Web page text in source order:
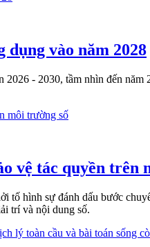
vào năm 2028
- 2030, tầm nhìn đến
vệ tác quyền trên
hình sự đánh dấu bước
trí và nội dung số.